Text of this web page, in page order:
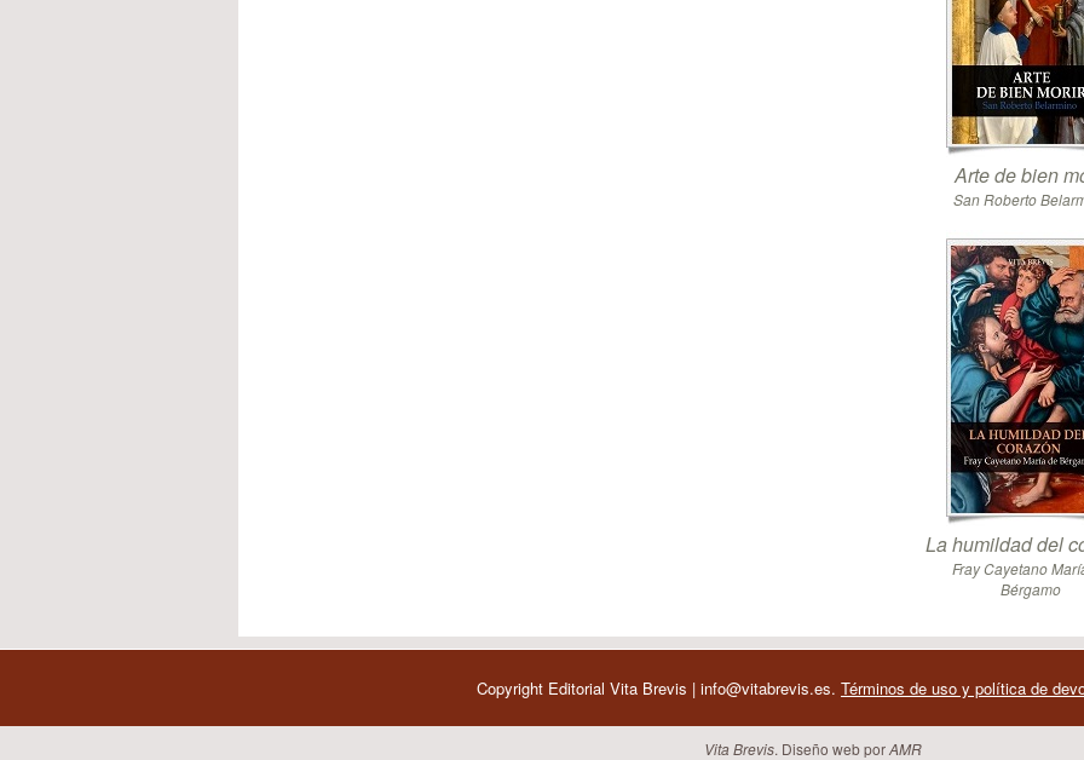
Arte de bien
San Roberto
La humildad del
Fray Cayetano
Bérgamo
Copyright Editorial Vita Brevis | info@vitabrevis.es. Términos de uso y política de
Vita Brevis. Diseño web porAMR